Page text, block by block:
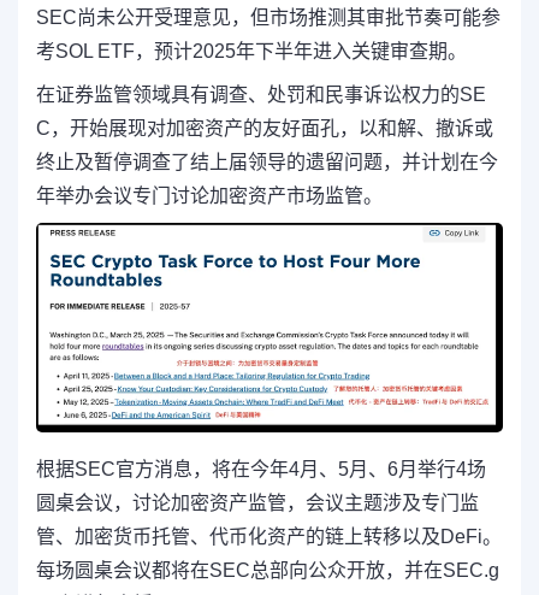
SEC尚未公开受理意见，但市场推测其审批节奏可能参
考SOL ETF，预计2025年下半年进入关键审查期。
在证券监管领域具有调查、处罚和民事诉讼权力的SE
C，开始展现对加密资产的友好面孔，以和解、撤诉或
终止及暂停调查了结上届领导的遗留问题，并计划在今
年举办会议专门讨论加密资产市场监管。
根据SEC官方消息，将在今年4月、5月、6月举行4场
圆桌会议，讨论加密资产监管，会议主题涉及专门监
管、加密货币托管、代币化资产的链上转移以及DeFi。
每场圆桌会议都将在SEC总部向公众开放，并在SEC.g